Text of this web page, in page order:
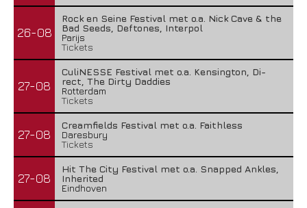
26-08
Rock en Seine Festival met o.a. Nick Cave & the
Bad Seeds, Deftones, Interpol
Parijs
Tickets
27-08
CuliNESSE Festival met o.a. Kensington, Di-
rect, The Dirty Daddies
Rotterdam
Tickets
27-08
Creamfields Festival met o.a. Faithless
Daresbury
Tickets
27-08
Hit The City Festival met o.a. Snapped Ankles,
Inherited
Eindhoven